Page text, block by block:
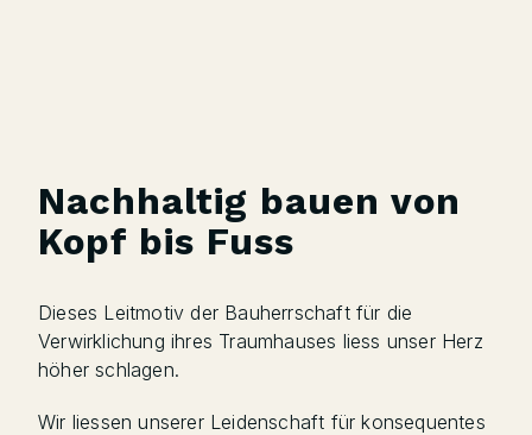
Nachhaltig bauen von
Kopf bis Fuss
Dieses Leitmotiv der Bauherrschaft für die
Verwirklichung ihres Traumhauses liess unser Herz
höher schlagen.
Wir liessen unserer Leidenschaft für konsequentes